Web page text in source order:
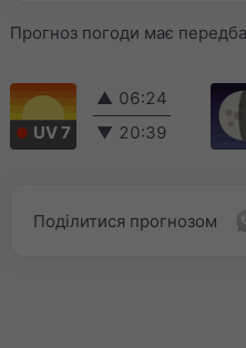
Прогноз погоди має
UV 7
▲ 06:24
▼ 20:39
Поділитися прогнозом